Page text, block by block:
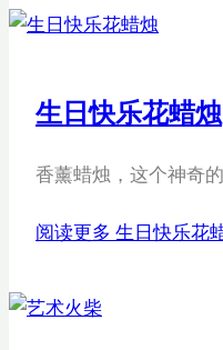
生日快乐花蜡烛
香薰蜡烛，这个神奇
阅读更多 生日快乐花